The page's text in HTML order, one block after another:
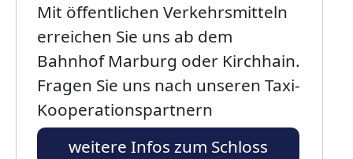
Mit öffentlichen Verkehrsmitteln
erreichen Sie uns ab dem
Bahnhof Marburg oder Kirchhain.
Fragen Sie uns nach unseren Taxi-
Kooperationspartnern
weitere Infos zum Schloss